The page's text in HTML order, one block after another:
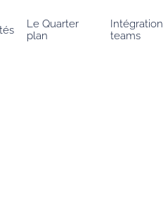
Le Quarter
plan
Intégration
teams